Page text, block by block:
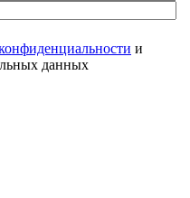
и
данных